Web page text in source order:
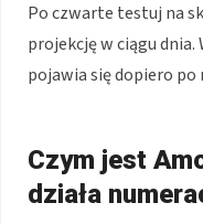
Po czwarte testuj na
projekcję w ciągu dnia.
pojawia się dopiero
Czym jest
działa